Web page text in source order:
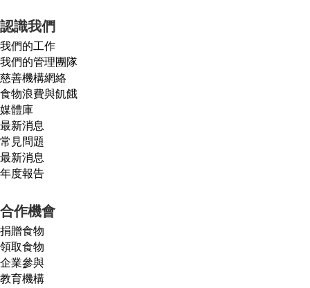
認識我們
我們的工作
我們的管理團隊
慈善機構網絡
食物浪費與飢餓
媒體庫
最新消息
常見問題
最新消息
年度報告
合作機會
捐贈食物
領取食物
企業參與
教育機構